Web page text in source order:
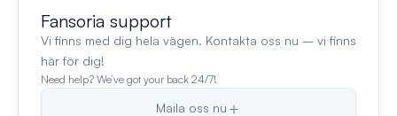
Fansoria support
Vi finns med dig hela vägen. Kontakta oss nu – vi finns
här för dig!
Need help? We’ve got your back 24/7!
Maila oss nu